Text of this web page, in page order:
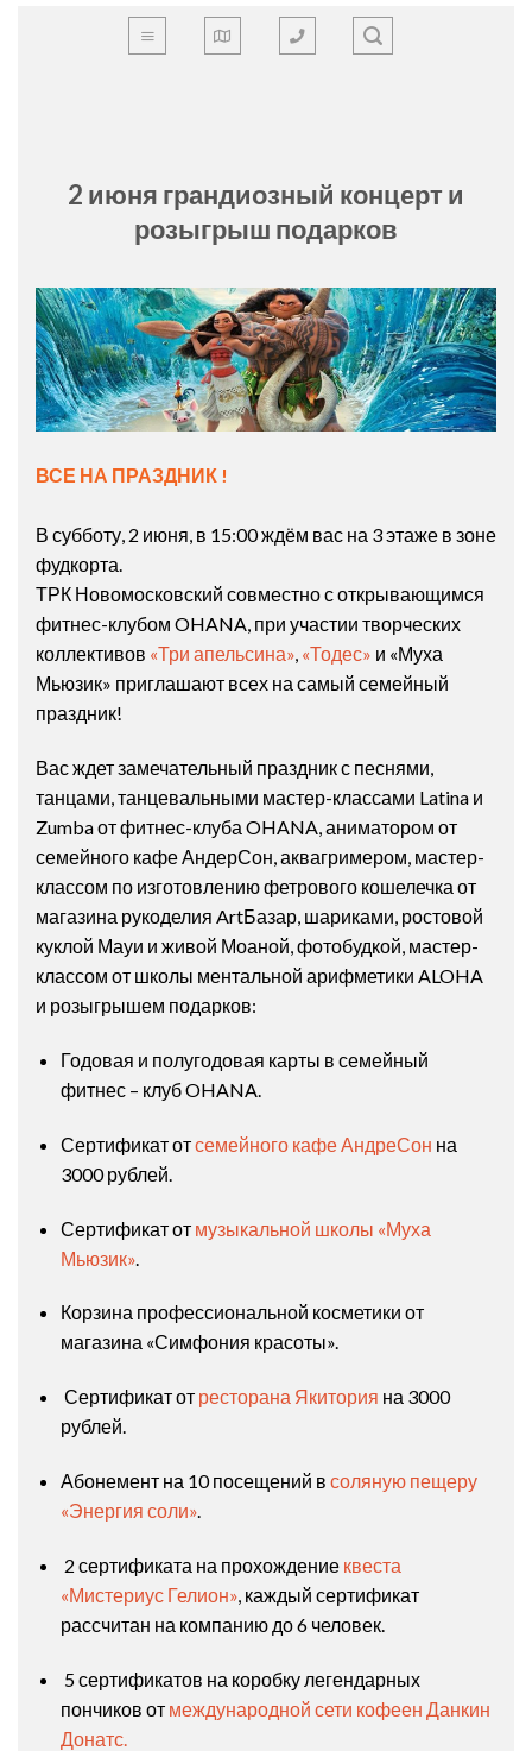
2 июня грандиозный концерт и
розыгрыш подарков
ВСЕ НА ПРАЗДНИК !
В субботу, 2 июня, в 15:00 ждём вас на 3 этаже в зоне
фудкорта.
ТРК Новомосковский совместно с открывающимся
фитнес-клубом OHANA, при участии творческих
коллективов «Три апельсина», «Тодес» и «Муха
Мьюзик» приглашают всех на самый семейный
праздник!
Вас ждет замечательный праздник с песнями,
танцами, танцевальными мастер-классами Latina и
Zumba от фитнес-клуба OHANA, аниматором от
семейного кафе АндерСон, аквагримером, мастер-
классом по изготовлению фетрового кошелечка от
магазина рукоделия ArtБазар, шариками, ростовой
куклой Мауи и живой Моаной, фотобудкой, мастер-
классом от школы ментальной арифметики ALOHA
и розыгрышем подарков:
Годовая и полугодовая карты в семейный
фитнес – клуб OHANA.
Сертификат отсемейного кафе АндреСон на
3000 рублей.
Сертификат от музыкальной школы «Муха
Мьюзик».
Корзина профессиональной косметики от
магазина «Симфония красоты».
Сертификат от ресторана Якитория на 3000
рублей.
Абонемент на 10 посещений в соляную пещеру
«Энергия соли».
2 сертификата на прохождение квеста
«Мистериус Гелион», каждый сертификат
рассчитан на компанию до 6 человек.
5 сертификатов на коробку легендарных
пончиков от международной сети кофеен Данкин
Донатс.